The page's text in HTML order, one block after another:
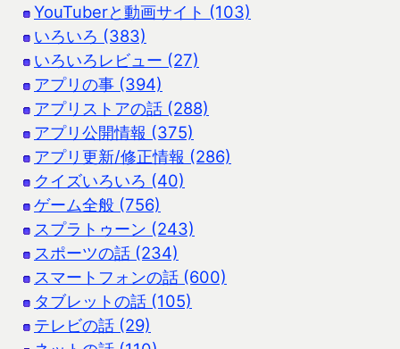
YouTuberと動画サイト (103)
いろいろ (383)
いろいろレビュー (27)
アプリの事 (394)
アプリストアの話 (288)
アプリ公開情報 (375)
アプリ更新/修正情報 (286)
クイズいろいろ (40)
ゲーム全般 (756)
スプラトゥーン (243)
スポーツの話 (234)
スマートフォンの話 (600)
タブレットの話 (105)
テレビの話 (29)